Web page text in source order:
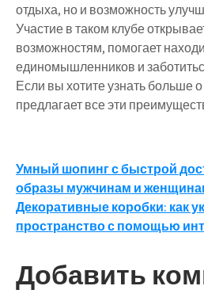
отдыха, но и возможность
Участие в таком клубе
возможностям, помогает
единомышленников и
Если вы хотите узнать больше
предлагает все эти
Навигация
по
записям
Умный шопинг с быстрой
образы мужчинам и
Декоративные коробки: как
пространство с помощью
Добавить